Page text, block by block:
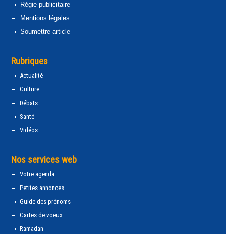
Régie publicitaire
Mentions légales
Soumettre article
Rubriques
Actualité
Culture
Débats
Santé
Vidéos
Nos services web
Votre agenda
Petites annonces
Guide des prénoms
Cartes de voeux
Ramadan